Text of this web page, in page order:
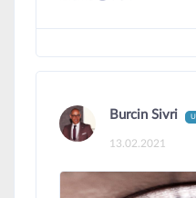
Burcin Sivri
13.02.2021